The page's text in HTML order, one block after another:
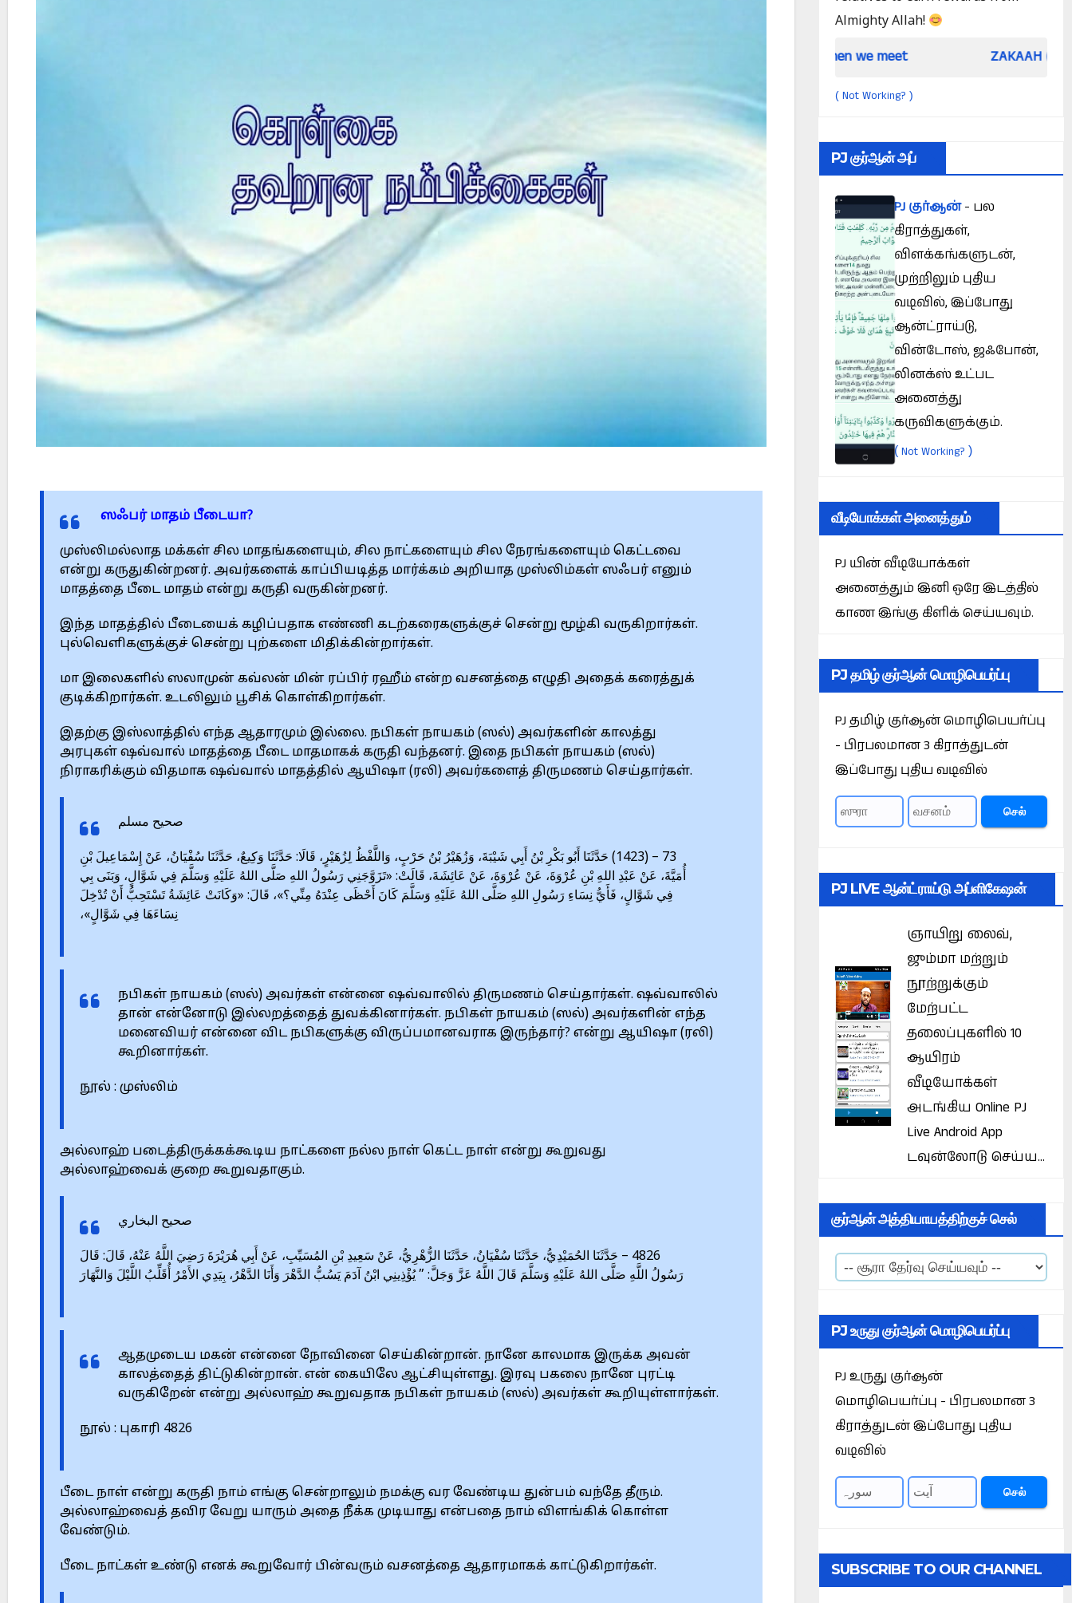
ஸஃபர் மாதம் பீடையா?
முஸ்லிமல்லாத மக்கள் சில மாதங்களையும், சில நாட்களையும் சில நேரங்களையும் கெட்டவை
என்று கருதுகின்றனர். அவர்களைக் காப்பியடித்த மார்க்கம் அறியாத முஸ்லிம்கள் ஸஃபர் எனும்
மாதத்தை பீடை மாதம் என்று கருதி வருகின்றனர்.
இந்த மாதத்தில் பீடையைக் கழிப்பதாக எண்ணி கடற்கரைகளுக்குச் சென்று மூழ்கி வருகிறார்கள்.
புல்வெளிகளுக்குச் சென்று புற்களை மிதிக்கின்றார்கள்.
மா இலைகளில் ஸலாமுன் கவ்லன் மின் ரப்பிர் ரஹீம் என்ற வசனத்தை எழுதி அதைக் கரைத்துக்
குடிக்கிறார்கள். உடலிலும் பூசிக் கொள்கிறார்கள்.
இதற்கு இஸ்லாத்தில் எந்த ஆதாரமும் இல்லை. நபிகள் நாயகம் (ஸல்) அவர்களின் காலத்து
அரபுகள் ஷவ்வால் மாதத்தை பீடை மாதமாகக் கருதி வந்தனர். இதை நபிகள் நாயகம் (ஸல்)
நிராகரிக்கும் விதமாக ஷவ்வால் மாதத்தில் ஆயிஷா (ரலி) அவர்களைத் திருமணம் செய்தார்கள்.
صحيح مسلم
73 – (1423) حَدَّثَنَا أَبُو بَكْرِ بْنُ أَبِي شَيْبَةَ، وَزُهَيْرُ بْنُ حَرْبٍ، وَاللَّفْظُ لِزُهَيْرٍ، قَالَا: حَدَّثَنَا وَكِيعٌ، حَدَّثَنَا سُفْيَانُ، عَنْ إِسْمَاعِيلَ بْنِ
أُمَيَّةَ، عَنْ عَبْدِ اللهِ بْنِ عُرْوَةَ، عَنْ عُرْوَةَ، عَنْ عَائِشَةَ، قَالَتْ: «تَزَوَّجَنِي رَسُولُ اللهِ صَلَّى اللهُ عَلَيْهِ وَسَلَّمَ فِي شَوَّالٍ، وَبَنَى بِي
فِي شَوَّالٍ، فَأَيُّ نِسَاءِ رَسُولِ اللهِ صَلَّى اللهُ عَلَيْهِ وَسَلَّمَ كَانَ أَحْظَى عِنْدَهُ مِنِّي؟»، قَالَ: «وَكَانَتْ عَائِشَةُ تَسْتَحِبُّ أَنْ تُدْخِلَ
نِسَاءَهَا فِي شَوَّالٍ»،
நபிகள் நாயகம் (ஸல்) அவர்கள் என்னை ஷவ்வாலில் திருமணம் செய்தார்கள். ஷவ்வாலில்
தான் என்னோடு இல்லறத்தைத் துவக்கினார்கள். நபிகள் நாயகம் (ஸல்) அவர்களின் எந்த
மனைவியர் என்னை விட நபிகளுக்கு விருப்பமானவராக இருந்தார்? என்று ஆயிஷா (ரலி)
கூறினார்கள்.
நூல் : முஸ்லிம்
அல்லாஹ் படைத்திருக்கக்கூடிய நாட்களை நல்ல நாள் கெட்ட நாள் என்று கூறுவது
அல்லாஹ்வைக் குறை கூறுவதாகும்.
صحيح البخاري
4826 – حَدَّثَنَا الحُمَيْدِيُّ، حَدَّثَنَا سُفْيَانُ، حَدَّثَنَا الزُّهْرِيُّ، عَنْ سَعِيدِ بْنِ المُسَيِّبِ، عَنْ أَبِي هُرَيْرَةَ رَضِيَ اللَّهُ عَنْهُ، قَالَ: قَالَ
رَسُولُ اللَّهِ صَلَّى اللهُ عَلَيْهِ وَسَلَّمَ قَالَ اللَّهُ عَزَّ وَجَلَّ: ” يُؤْذِينِي ابْنُ آدَمَ يَسُبُّ الدَّهْرَ وَأَنَا الدَّهْرُ، بِيَدِي الأَمْرُ أُقَلِّبُ اللَّيْلَ وَالنَّهَارَ
ஆதமுடைய மகன் என்னை நோவினை செய்கின்றான். நானே காலமாக இருக்க அவன்
காலத்தைத் திட்டுகின்றான். என் கையிலே ஆட்சியுள்ளது. இரவு பகலை நானே புரட்டி
வருகிறேன் என்று அல்லாஹ் கூறுவதாக நபிகள் நாயகம் (ஸல்) அவர்கள் கூறியுள்ளார்கள்.
நூல் : புகாரி 4826
பீடை நாள் என்று கருதி நாம் எங்கு சென்றாலும் நமக்கு வர வேண்டிய துன்பம் வந்தே தீரும்.
அல்லாஹ்வைத் தவிர வேறு யாரும் அதை நீக்க முடியாது என்பதை நாம் விளங்கிக் கொள்ள
வேண்டும்.
பீடை நாட்கள் உண்டு எனக் கூறுவோர் பின்வரும் வசனத்தை ஆதாரமாகக் காட்டுகிறார்கள்.
Almighty Allah!
ZAKAAH (In the light of
( Not Working? )
PJ குர்ஆன் அப்
PJ குர்ஆன்- பல
கிராத்துகள்,
விளக்கங்களுடன்,
முற்றிலும் புதிய
வடிவில், இப்போது
ஆன்ட்ராய்டு,
வின்டோஸ், ஜஃபோன்,
லினக்ஸ் உட்பட
அனைத்து
கருவிகளுக்கும்.
(Not Working? )
வீடியோக்கள் அனைத்தும்
PJ யின் வீடியோக்கள்
அனைத்தும் இனி ஒரே இடத்தில்
காண இங்கு கிளிக் செய்யவும்.
PJ தமிழ் குர்ஆன் மொழிபெயர்ப்பு
PJ தமிழ் குர்ஆன் மொழிபெயர்ப்பு
- பிரபலமான 3 கிராத்துடன்
இப்போது புதிய வடிவில்
செல்
PJ LIVE ஆன்ட்ராய்டு அப்ளிகேஷன்
ஞாயிறு லைவ்,
ஜும்மா மற்றும்
நூற்றுக்கும்
மேற்பட்ட
தலைப்புகளில் 10
ஆயிரம்
வீடியோக்கள்
அடங்கிய Online PJ
Live Android App
டவுன்லோடு செய்ய...
குர்ஆன் அத்தியாயத்திற்குச் செல்
PJ உருது குர்ஆன் மொழிபெயர்ப்பு
PJ உருது குர்ஆன்
மொழிபெயர்ப்பு - பிரபலமான 3
கிராத்துடன் இப்போது புதிய
வடிவில்
செல்
SUBSCRIBE TO OUR CHANNEL